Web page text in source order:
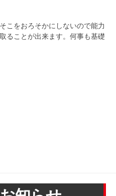
こをおろそかにしないので能力
ることが出来ます。何事も基礎